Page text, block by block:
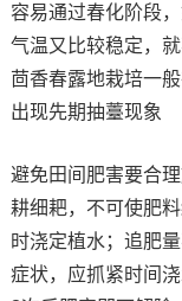
容易通过春化阶段
气温又比较稳定，
茴香春露地栽培一
出现先期抽薹现象
避免田间肥害要合
耕细耙，不可使肥
时浇定植水；追肥
症状，应抓紧时间